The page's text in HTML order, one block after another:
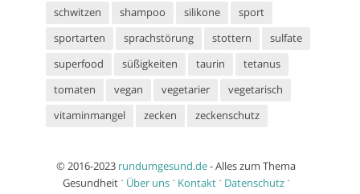
schwitzen
shampoo silikone
sport
sportarten
sprachstörung stottern
sulfate
superfood
süßigkeiten taurin
tetanus
tomaten
vegan vegetarier
vegetarisch
vitaminmangel
zecken zeckenschutz
© 2016-2023 rundumgesund.de- Alles zum Thema
Gesundheit ˙ Über uns˙ Kontakt˙ Datenschutz˙